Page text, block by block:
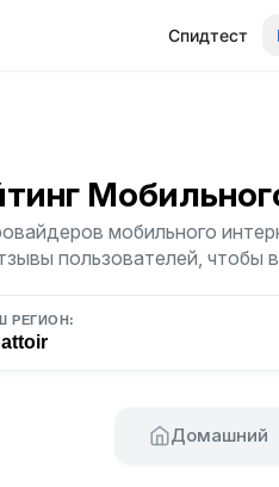
Спидтест
мобильного
пользователей, чтобы
РЕГИОН:
Домашний